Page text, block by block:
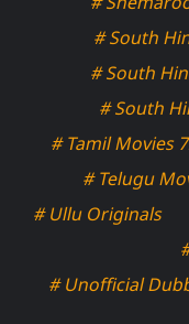
# South
# South
# South
# Tamil Movies
# Telugu
# Ullu Originals
# Unofficial